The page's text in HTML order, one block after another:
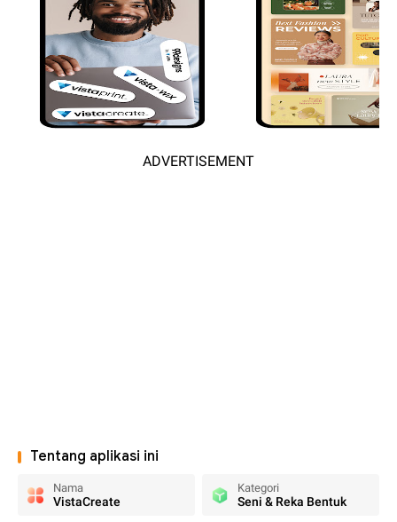
ADVERTISEMENT
Tentang aplikasi ini
Nama
VistaCreate
Kategori
Seni & Reka Bentuk